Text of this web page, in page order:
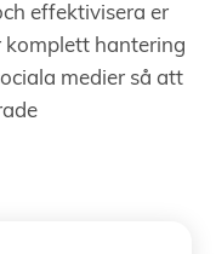
effektivisera er
komplett hantering
medier så att